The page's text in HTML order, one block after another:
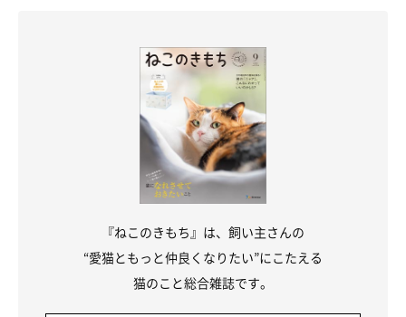
『ねこのきもち』は、飼い主さんの
“愛猫ともっと仲良くなりたい”にこたえる
猫のこと総合雑誌です。